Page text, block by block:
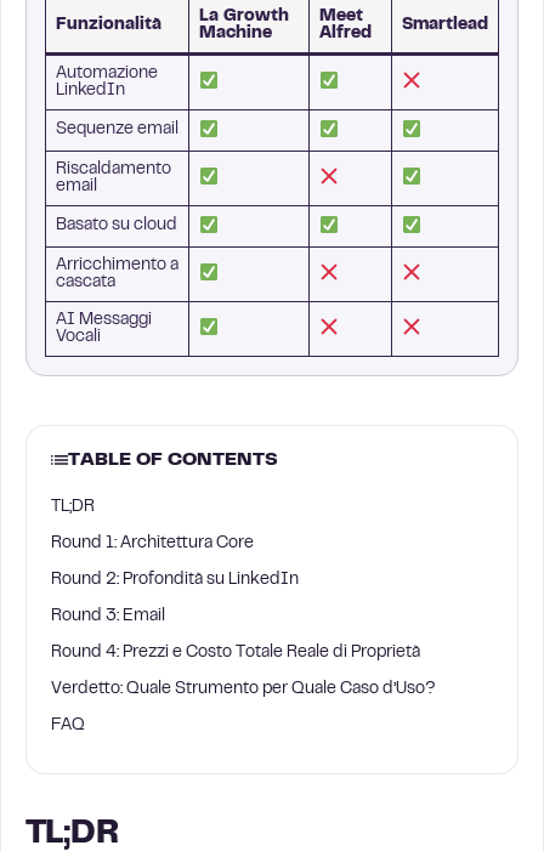
Funzionalità
La Growth
Machine
Meet
Alfred
Smartlead
Automazione
LinkedIn
Sequenze email
Riscaldamento
email
Basato su cloud
Arricchimento a
cascata
AI Messaggi
Vocali
TABLE OF CONTENTS
TL;DR
Round 1: Architettura Core
Round 2: Profondità su LinkedIn
Round 3: Email
Round 4: Prezzi e Costo Totale Reale di Proprietà
Verdetto: Quale Strumento per Quale Caso d’Uso?
FAQ
TL;DR